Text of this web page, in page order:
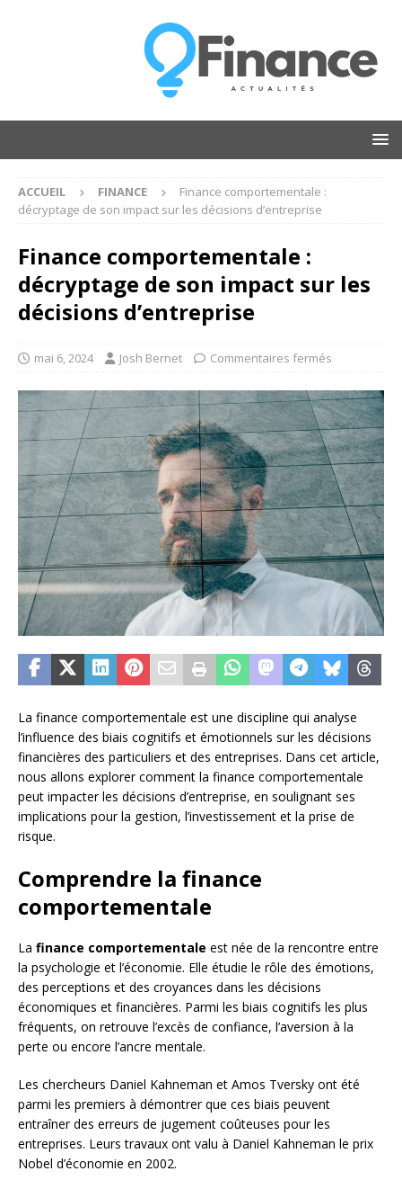
ACCUEIL FINANCE
Finance comportementale :
décryptage de son impact sur les décisions d’entreprise
Finance comportementale :
décryptage de son impact sur les
décisions d’entreprise
mai 6, 2024 Josh Bernet Commentaires fermés
La finance comportementale est une discipline qui analyse
l’influence des biais cognitifs et émotionnels sur les décisions
financières des particuliers et des entreprises. Dans cet article,
nous allons explorer comment la finance comportementale
peut impacter les décisions d’entreprise, en soulignant ses
implications pour la gestion, l’investissement et la prise de
risque.
Comprendre la finance
comportementale
La finance comportementale est née de la rencontre entre
la psychologie et l’économie. Elle étudie le rôle des émotions,
des perceptions et des croyances dans les décisions
économiques et financières. Parmi les biais cognitifs les plus
fréquents, on retrouve l’excès de confiance, l’aversion à la
perte ou encore l’ancre mentale.
Les chercheurs Daniel Kahneman et Amos Tversky ont été
parmi les premiers à démontrer que ces biais peuvent
entraîner des erreurs de jugement coûteuses pour les
entreprises. Leurs travaux ont valu à Daniel Kahneman le prix
Nobel d’économie en 2002.